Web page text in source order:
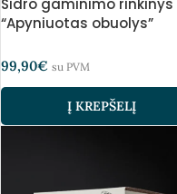
Sidro gaminimo rinkinys
“Apyniuotas obuolys”
99,90€ su PVM
Į KREPŠELĮ